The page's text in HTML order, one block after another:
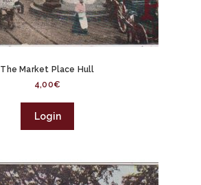
The Market Place Hull
4,00€
Login